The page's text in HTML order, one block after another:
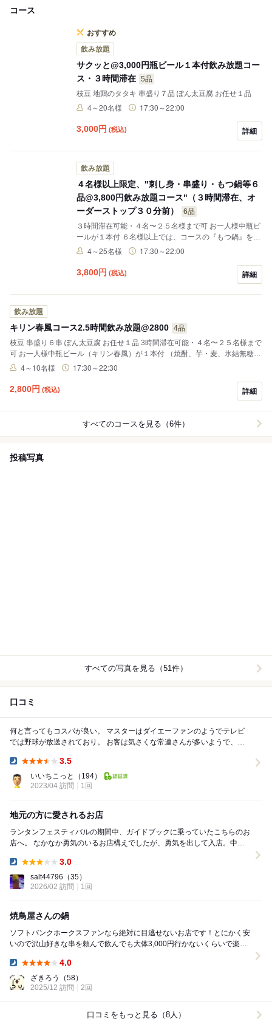
コース
おすすめ
飲み放題
サクッと@3,000円瓶ビール１本付飲み放題コー
ス・３時間滞在 5品
枝豆 地鶏のタタキ 串盛り７品 ぽん太豆腐 お任せ１品
4～20名様 17:30～22:00
3,000円 (税込) 詳細
飲み放題
４名様以上限定、"刺し身・串盛り・もつ鍋等６
品@3,800円飲み放題コース"（３時間滞在、オ
ーダーストップ３０分前）
6品
３時間滞在可能・４名〜２５名様まで可 お一人様中瓶ビ
ールが１本付 ６名様以上では、コースの『もつ鍋』を
『当店名物鍋・鶏の丸煮』に変更可です （焼酎、芋・
ー掲載のサワー、ソフトドリンクが飲み放題です） （ビ
4～25名様 17:30～22:00
3,800円 (税込) 詳細
飲み放題
キリン春風コース2.5時間飲み放題@2800 4品
枝豆 串盛り６串 ぽん太豆腐 お任せ１品 3時間滞在可能・４名〜２５名様まで
可 お一人様中瓶ビール（キリン春風）が１本付 （焼酎、芋・麦、氷結無糖レ
モンサワー、ハイボール、その他メニュー掲載のサワー、ソフトドリンクが
ストップは終了時間３０分前です ２階個室または１階テーブル席をご用意致
4～10名様 17:30～22:30
2,800円 (税込) 詳細
すべてのコースを見る（6件）
投稿写真
すべての写真を見る（51件）
口コミ
何と言ってもコスパが良い。 マスターはダイエーファンのようでテレビ
では野球が放送されており。 お客は気さくな常連さんが多いようで、意
3.5
いいちこっと
（194）
2023/04 訪問
1回
地元の方に愛されるお店
ランタンフェスティバルの期間中、ガイドブックに乗っていたこちらのお
店へ。 なかなか勇気のいるお店構えでしたが、勇気を出して入店。中は
3.0
salt44796 （35）
2026/02 訪問
1回
焼鳥屋さんの鍋
ソフトバンクホークスファンなら絶対に目逃せないお店です！とにかく安
いので沢山好きな串を頼んで飲んでも大体3,000円行かないくらいで楽し
4.0
ざきろう
（58）
2025/12 訪問
2回
口コミをもっと見る（8人）